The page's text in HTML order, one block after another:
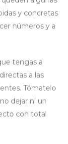
y concretas
números y a
tengas a
a las
Tómatelo
dejar ni un
con total